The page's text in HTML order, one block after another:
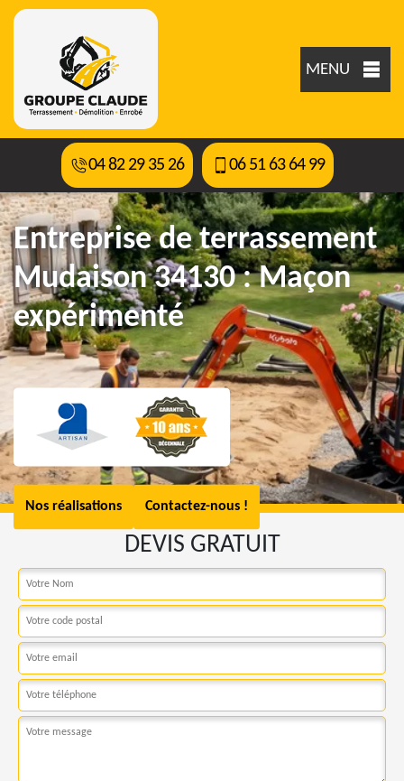
MENU
04 82 29 35 26 06 51 63 64 99
Entreprise de terrassement
Mudaison 34130 : Maçon
expérimenté
Nos réalisations Contactez-nous !
DEVIS GRATUIT